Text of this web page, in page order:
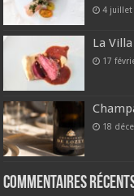
4 juillet
La
17
18
Commentaires